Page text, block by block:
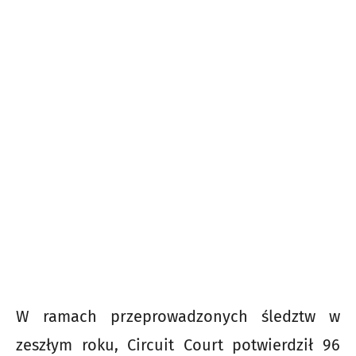
W ramach przeprowadzonych śledztw w
zeszłym roku, Circuit Court potwierdził 96